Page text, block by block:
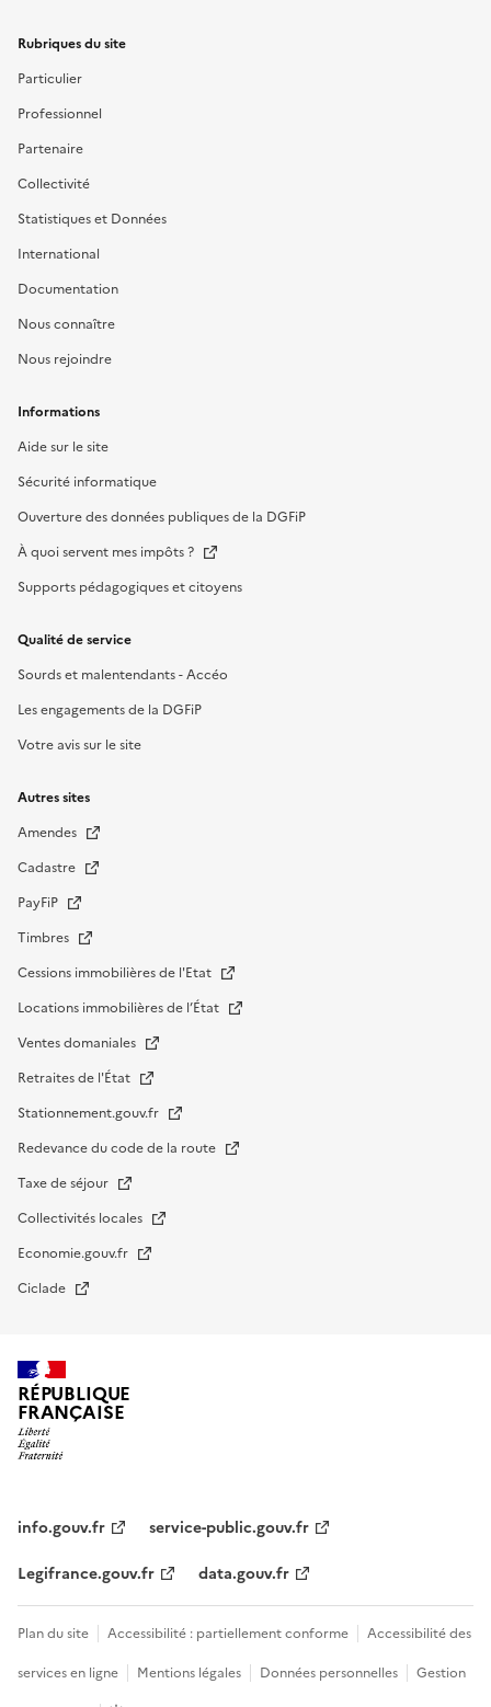
Rubriques du site
Particulier
Professionnel
Partenaire
Collectivité
Statistiques et Données
International
Documentation
Nous connaître
Nous rejoindre
Informations
Aide sur le site
Sécurité informatique
Ouverture des données publiques de la DGFiP
À quoi servent mes impôts ?
Supports pédagogiques et citoyens
Qualité de service
Sourds et malentendants - Accéo
Les engagements de la DGFiP
Votre avis sur le site
Autres sites
Amendes
Cadastre
PayFiP
Timbres
Cessions immobilières de l'Etat
Locations immobilières de l’État
Ventes domaniales
Retraites de l'État
Stationnement.gouv.fr
Redevance du code de la route
Taxe de séjour
Collectivités locales
Economie.gouv.fr
Ciclade
RÉPUBLIQUE
FRANÇAISE
institutionnel
info.gouv.fr
service-public.gouv.fr
Legifrance.gouv.fr
data.gouv.fr
Menu
Plan du site Accessibilité : partiellement conforme
Accessibilité des
services en ligne
Mentions légales Données personnelles
Gestion